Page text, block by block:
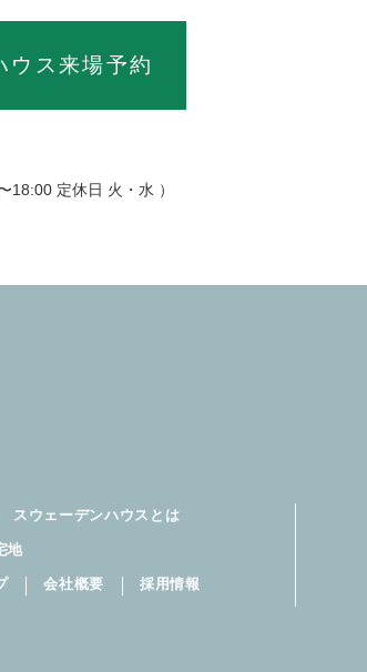
ータ（「個人データベース
ことに対して協力する必要
とき
て共同利用いたします。
ウス 来場予約
18:00 定休日 火・水 ）
スウェーデンハウスとは
地
会社概要 採用情報